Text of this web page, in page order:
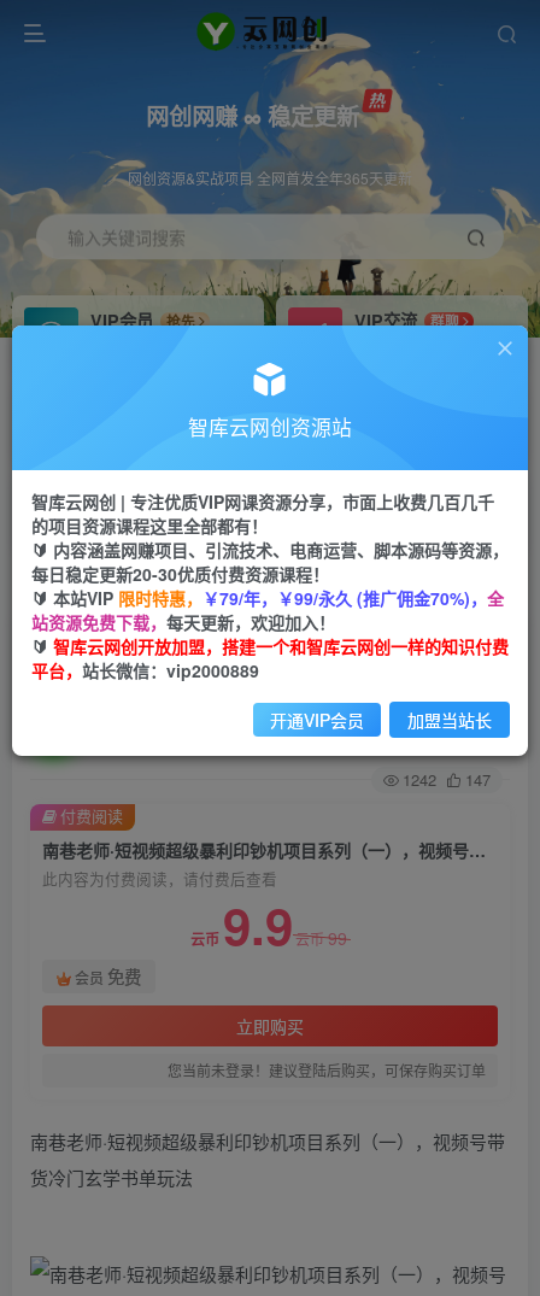
网创网赚 ∞ 稳定更新
网创资源&实战项目 全网首发全年365天更新
输入关键词搜索
VIP会员
抢先
VIP交流
群聊
研究探讨更多创业项目路子。
会员专属推广链接
网赚网创 项目
365天稳定跟新
APP下载
GO
首页 创业课程 会员免费 正文
南巷老师·短视频超级暴利印钞机项目系列
（一），视频号带货冷门玄学书单玩法
关注 私信
1242 147
南巷老师·短视频超级暴利印钞机项目系列（一），视频号带货冷门玄学书单玩法
此内容为付费阅读，请付费后查看
云币 9.9云币99
会员 免费
立即购买
您当前未登录！建议登陆后购买，可保存购买订单
付费阅读
南巷老师·短视频超级暴利印钞机项目系列（一），视频号带
货冷门玄学书单玩法
智库云网创资源站
智库云网创 | 专注优质VIP网课资源分享，市面上收费几百几千
的项目资源课程这里全部都有！
🔰 内容涵盖网赚项目、引流技术、电商运营、脚本源码等资源，
每日稳定更新20-30优质付费资源课程！
🔰 本站VIP 限时特惠， ￥79/年，￥99/永久 (推广佣金70%)， 全
站资源免费下载， 每天更新，欢迎加入！
🔰 智库云网创开放加盟，搭建一个和智库云网创一样的知识付费
平台， 站长微信：vip2000889
开通VIP会员 加盟当站长